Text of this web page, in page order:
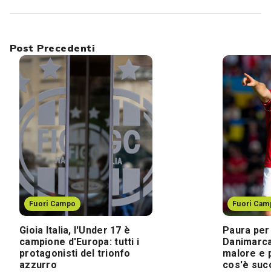
Post Precedenti
Fuori Campo
Gioia Italia, l'Under 17 è
campione d'Europa: tutti i
protagonisti del trionfo
azzurro
Fuori
Paura
malore e
cos'è